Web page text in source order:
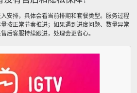
安排，具体会看当前排期和套餐类型。服务过程
按正常节奏推进；如果遇到进度问题、数量异常
后客服持续跟进，处理会更省心。